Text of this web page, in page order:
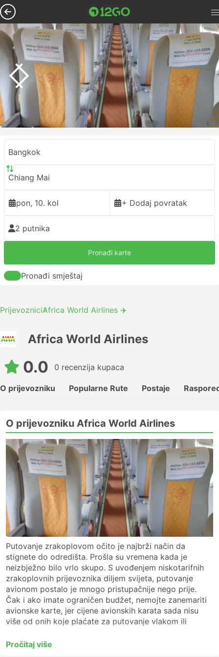
Bangkok
Chiang Mai
pon, 10. kol + Dodaj povratak
2 putnika
Pronađi karte
Pronađi smještaj
PrijevozniciAfrica World Airlines ✈️
Africa World Airlines
0.0 0 recenzija kupaca
O prijevozniku Popularne Rute Postaje
O prijevozniku Africa World Airlines
Putovanje zrakoplovom očito je najbrži način da
stignete do odredišta. Prošla su vremena kada je
neizbježno bilo vrlo skupo. S uvođenjem niskotarifnih
zrakoplovnih prijevoznika diljem svijeta, putovanje
avionom postalo je mnogo pristupačnije nego prije.
Čak i ako imate ograničen budžet, nemojte zanemariti
avionske karte, jer cijene avionskih karata sada nisu
više od onih koje plaćate za putovanje vlakom ili
polaznu i dolaznu zračnu luku, jer neka od odredišta, i
Pročitaj više